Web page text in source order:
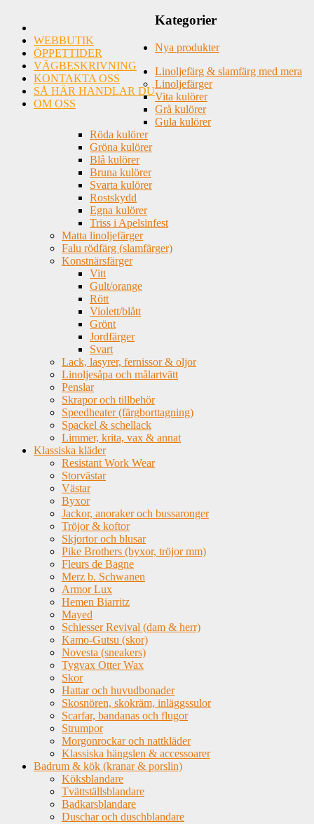
WEBBUTIK
ÖPPETTIDER
VÄGBESKRIVNING
KONTAKTA OSS
SÅ HÄR HANDLAR DU
OM OSS
Kategorier
Nya produkter
Linoljefärg & slamfärg med mera
Linoljefärger
Vita kulörer
Grå kulörer
Gula kulörer
Röda kulörer
Gröna kulörer
Blå kulörer
Bruna kulörer
Svarta kulörer
Rostskydd
Egna kulörer
Triss i Apelsinfest
Matta linoljefärger
Falu rödfärg (slamfärger)
Konstnärsfärger
Vitt
Gult/orange
Rött
Violett/blått
Grönt
Jordfärger
Svart
Lack, lasyrer, fernissor & oljor
Linoljesåpa och målartvätt
Penslar
Skrapor och tillbehör
Speedheater (färgborttagning)
Spackel & schellack
Limmer, krita, vax & annat
Klassiska kläder
Resistant Work Wear
Storvästar
Västar
Byxor
Jackor, anoraker och bussaronger
Tröjor & koftor
Skjortor och blusar
Pike Brothers (byxor, tröjor mm)
Fleurs de Bagne
Merz b. Schwanen
Armor Lux
Hemen Biarritz
Mayed
Schiesser Revival (dam & herr)
Kamo-Gutsu (skor)
Novesta (sneakers)
Tygvax Otter Wax
Skor
Hattar och huvudbonader
Skosnören, skokräm, inläggssulor
Scarfar, bandanas och flugor
Strumpor
Morgonrockar och nattkläder
Klassiska hängslen & accessoarer
Badrum & kök (kranar & porslin)
Köksblandare
Tvättställsblandare
Badkarsblandare
Duschar och duschblandare